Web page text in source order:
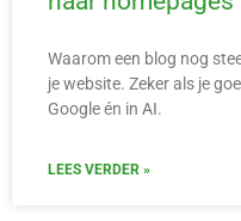
Waarom een blog nog
je website. Zeker als je
Google én in AI.
LEES VERDER »